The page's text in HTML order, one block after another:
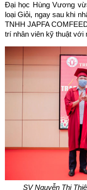
Đại học Hùng Vương
loại Giỏi, ngay sau khi
TNHH JAPFA
trí nhân viên kỹ thuật với
SV Nguyễn Thị